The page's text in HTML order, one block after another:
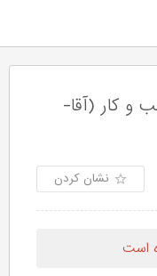
و کار (آقا-
نشان کردن
است